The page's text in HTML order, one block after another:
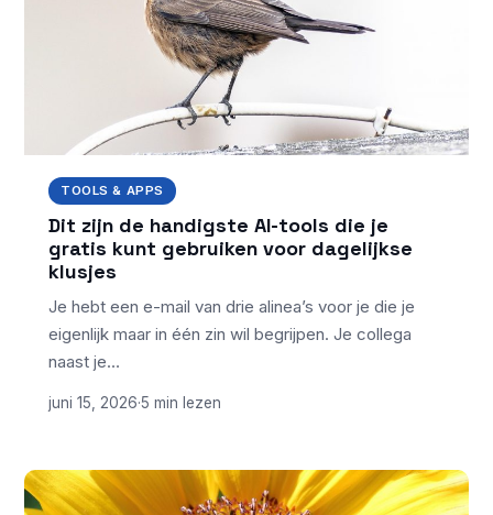
TOOLS & APPS
Dit zijn de handigste AI-tools die je
gratis kunt gebruiken voor dagelijkse
klusjes
Je hebt een e-mail van drie alinea’s voor je die je
eigenlijk maar in één zin wil begrijpen. Je collega
naast je…
juni 15, 2026·5 min lezen